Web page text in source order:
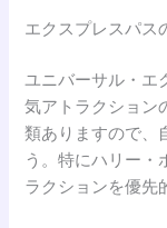
エクスプレスパス
ユニバーサル・エ
気アトラクション
類ありますので、
う。特にハリー・
ラクションを優先